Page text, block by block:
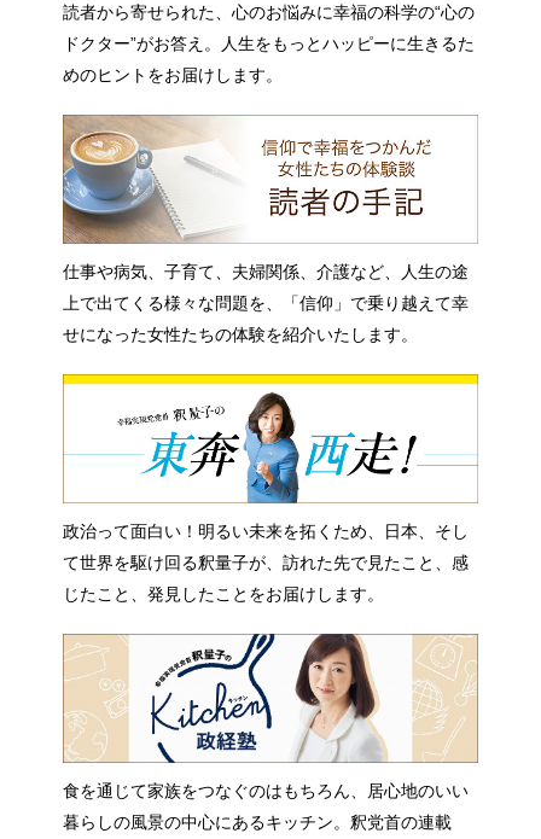
読者から寄せられた、心のお悩みに幸福の科学の“心の
ドクター”がお答え。人生をもっとハッピーに生きるた
めのヒントをお届けします。
仕事や病気、子育て、夫婦関係、介護など、人生の途
上で出てくる様々な問題を、「信仰」で乗り越えて幸
せになった女性たちの体験を紹介いたします。
政治って面白い！明るい未来を拓くため、日本、そし
て世界を駆け回る釈量子が、訪れた先で見たこと、感
じたこと、発見したことをお届けします。
食を通じて家族をつなぐのはもちろん、居心地のいい
暮らしの風景の中心にあるキッチン。釈党首の連載